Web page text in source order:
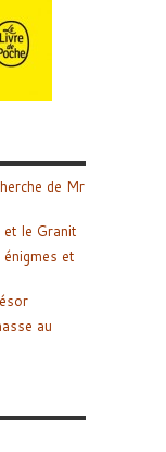
de Mr
et le Granit
et
au